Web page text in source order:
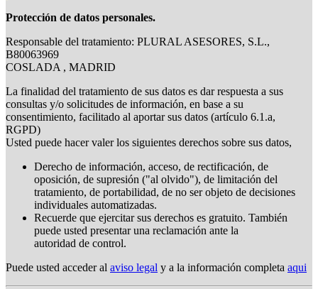
Protección de datos personales.
Responsable del tratamiento: PLURAL ASESORES, S.L.,
B80063969
COSLADA , MADRID
La finalidad del tratamiento de sus datos es dar respuesta a sus
consultas y/o solicitudes de información, en base a su
consentimiento, facilitado al aportar sus datos (artículo 6.1.a,
RGPD)
Usted puede hacer valer los siguientes derechos sobre sus datos,
Derecho de información, acceso, de rectificación, de
oposición, de supresión ("al olvido"), de limitación del
tratamiento, de portabilidad, de no ser objeto de decisiones
individuales automatizadas.
Recuerde que ejercitar sus derechos es gratuito. También
puede usted presentar una reclamación ante la
autoridad de control.
Puede usted acceder al aviso legal y a la información completa aqui